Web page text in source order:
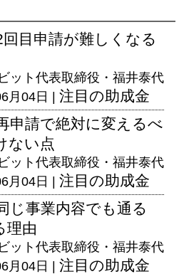
目申請が難しくなる
ット代表取締役・福井泰代
月04日 | 注目の助成金
申請で絶対に変えるべ
ない点
ット代表取締役・福井泰代
月04日 | 注目の助成金
じ事業内容でも通る
理由
ット代表取締役・福井泰代
月04日 | 注目の助成金